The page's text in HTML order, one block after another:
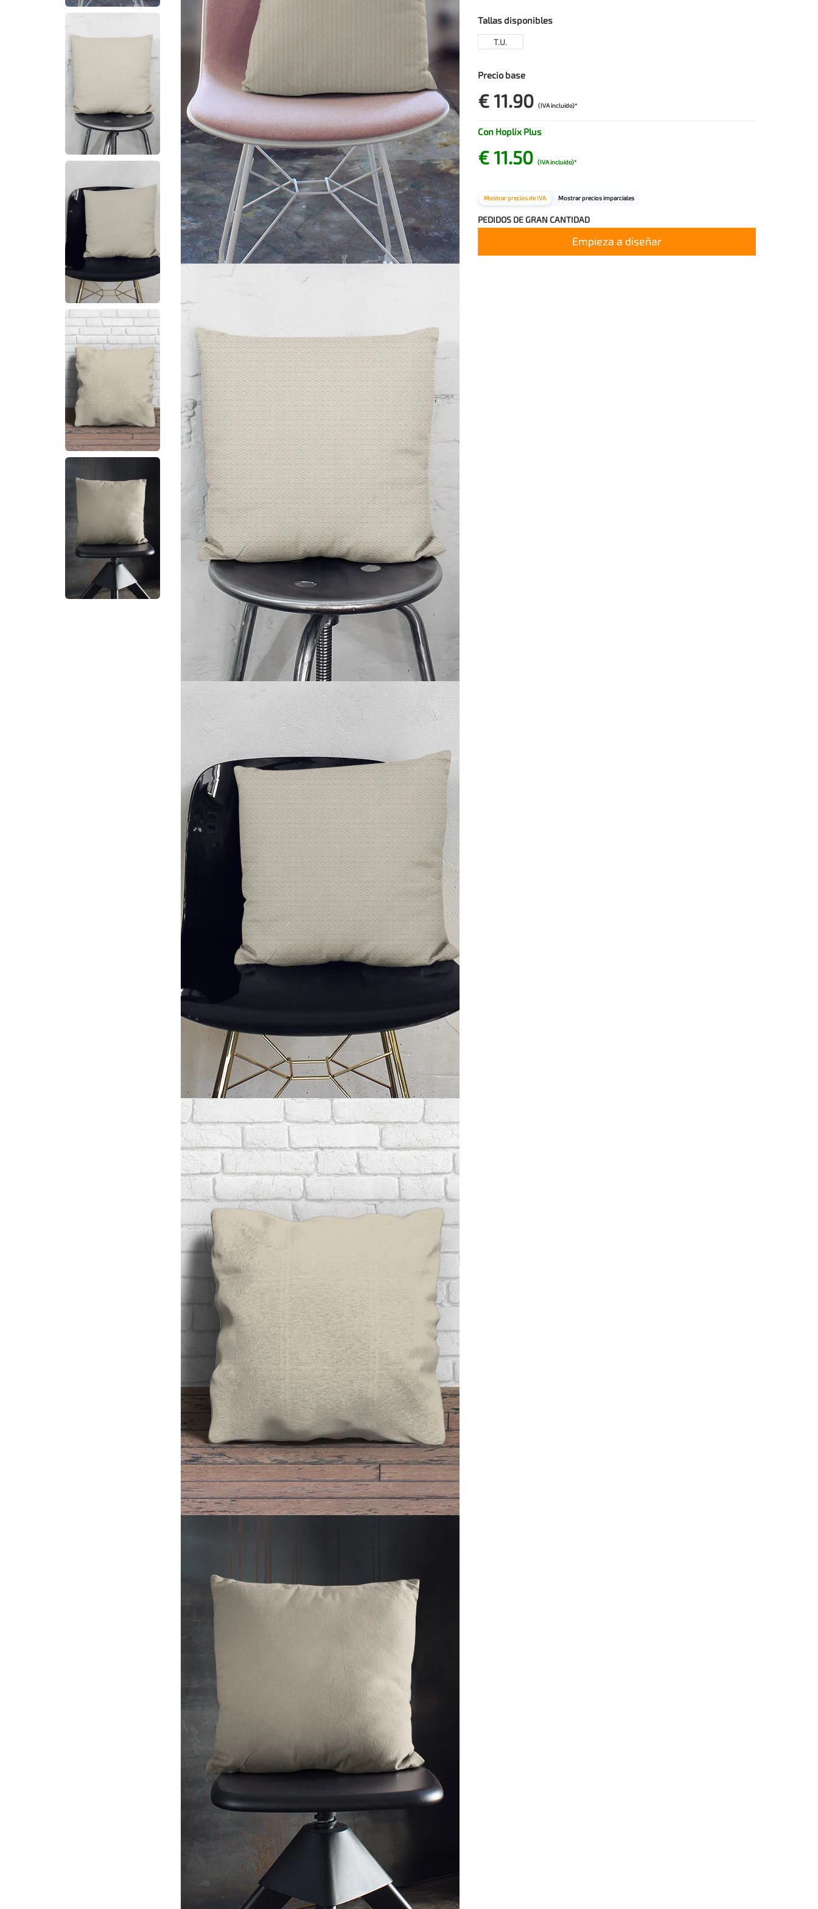
Tallas disponibles
T.U.
Precio base
€ 11.90 (IVA incluido)*
Con Hoplix Plus
€ 11.50 (IVA incluido)*
Mostrar precios de IVA Mostrar precios imparciales
PEDIDOS DE GRAN CANTIDAD
Empieza a diseñar